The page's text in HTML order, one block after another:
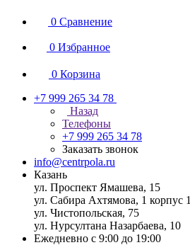
0 Сравнение
0 Избранное
0 Корзина
+7 999 265 34 78
Назад
Телефоны
+7 999 265 34 78
Заказать звонок
info@centrpola.ru
Казань
ул. Проспект Ямашева, 15
ул. Сабира Ахтямова, 1 корпус 1
ул. Чистопольская, 75
ул. Нурсултана Назарбаева, 10
Ежедневно с 9:00 до 19:00